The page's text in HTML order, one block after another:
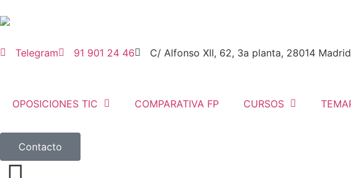
Telegram 91 901 24 46 C/ Alfonso XII, 62, 3a planta, 28014 Madrid
OPOSICIONES TIC COMPARATIVA FP CURSOS
Contacto